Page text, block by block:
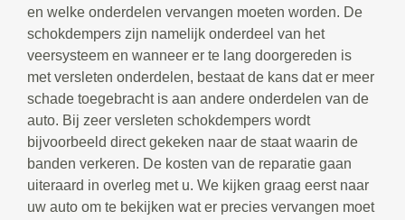
en welke onderdelen vervangen moeten worden. De
schokdempers zijn namelijk onderdeel van het
veersysteem en wanneer er te lang doorgereden is
met versleten onderdelen, bestaat de kans dat er meer
schade toegebracht is aan andere onderdelen van de
auto. Bij zeer versleten schokdempers wordt
bijvoorbeeld direct gekeken naar de staat waarin de
banden verkeren. De kosten van de reparatie gaan
uiteraard in overleg met u. We kijken graag eerst naar
uw auto om te bekijken wat er precies vervangen moet